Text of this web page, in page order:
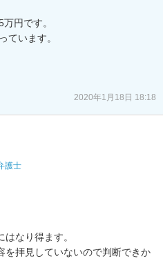
円です。
ています。
2020年1月18日 18:18
護士
なり得ます。
を拝見していないので判断できか